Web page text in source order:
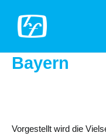
Inhalt
springen
Bayern
Vorgestellt wird die